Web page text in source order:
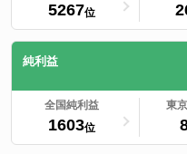
5267位
純利益
全国純利益
1603位
ランキングへ 東
ラ